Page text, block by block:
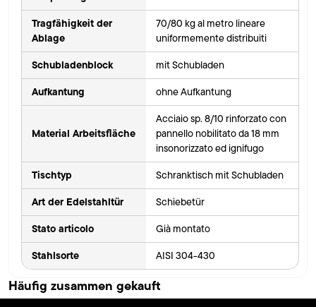
Tragfähigkeit der
Ablage
70/80 kg al metro lineare
uniformemente distribuiti
Schubladenblock mit Schubladen
Aufkantung ohne Aufkantung
Material Arbeitsfläche
Acciaio sp. 8/10 rinforzato con
pannello nobilitato da 18 mm
insonorizzato ed ignifugo
Tischtyp Schranktisch mit Schubladen
Art der Edelstahltür Schiebetür
Stato articolo Già montato
Stahlsorte AISI 304-430
Häufig zusammen gekauft